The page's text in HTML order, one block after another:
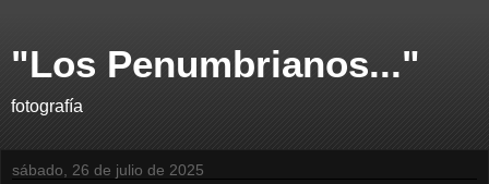
"Los Penumbrianos..."
fotografía
sábado, 26 de julio de 2025